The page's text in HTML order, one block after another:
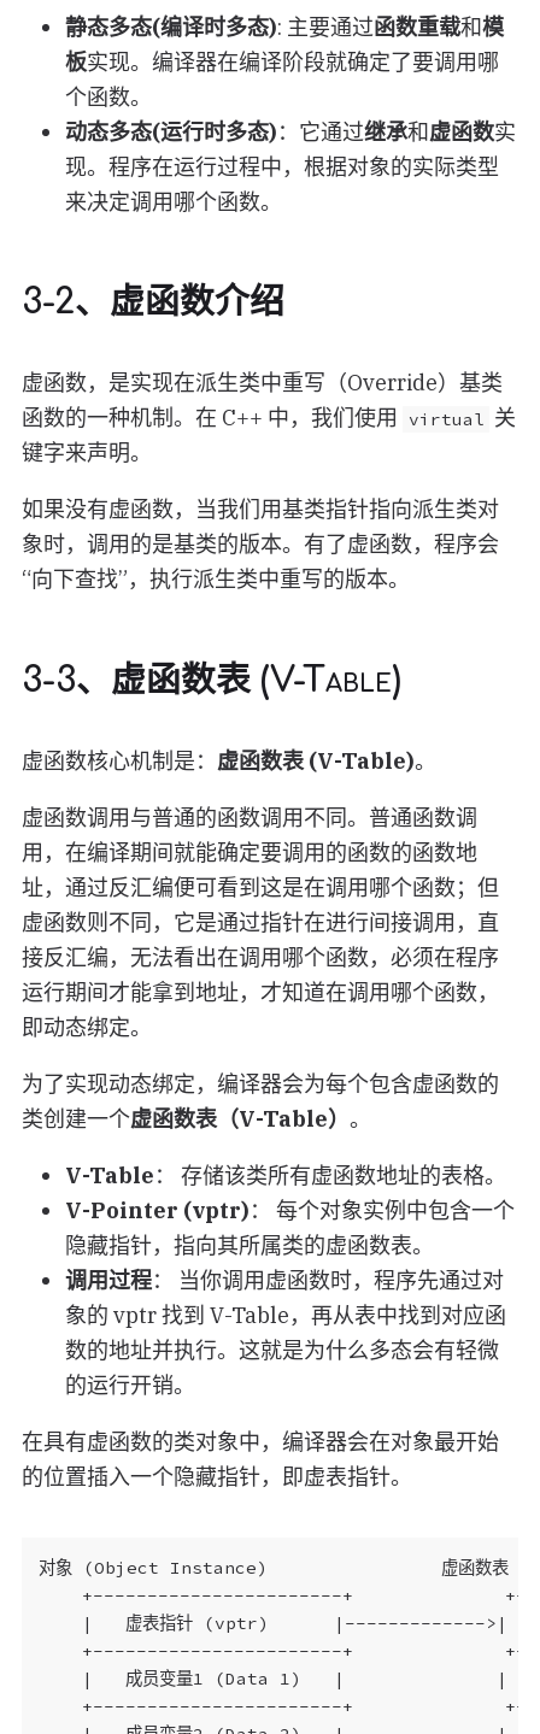
静态多态(编译时多态): 主要通过函数重载和模
板实现。编译器在编译阶段就确定了要调用哪
个函数。
动态多态(运行时多态)：它通过继承和虚函数实
现。程序在运行过程中，根据对象的实际类型
来决定调用哪个函数。
3-2、虚函数介绍
虚函数，是实现在派生类中重写（Override）基类
函数的一种机制。在 C++ 中，我们使用
virtual 关
键字来声明。
如果没有虚函数，当我们用基类指针指向派生类对
象时，调用的是基类的版本。有了虚函数，程序会
“向下查找”，执行派生类中重写的版本。
3-3、虚函数表 (V-Table)
虚函数核心机制是： 虚函数表 (V-Table)。
虚函数调用与普通的函数调用不同。普通函数调
用，在编译期间就能确定要调用的函数的函数地
址，通过反汇编便可看到这是在调用哪个函数；但
虚函数则不同，它是通过指针在进行间接调用，直
接反汇编，无法看出在调用哪个函数，必须在程序
运行期间才能拿到地址，才知道在调用哪个函数，
即动态绑定。
为了实现动态绑定，编译器会为每个包含虚函数的
类创建一个虚函数表（V-Table） 。
V-Table： 存储该类所有虚函数地址的表格。
V-Pointer (vptr)： 每个对象实例中包含一个
隐藏指针，指向其所属类的虚函数表。
调用过程： 当你调用虚函数时，程序先通过对
象的 vptr 找到 V-Table，再从表中找到对应函
数的地址并执行。这就是为什么多态会有轻微
的运行开销。
在具有虚函数的类对象中，编译器会在对象最开始
的位置插入一个隐藏指针，即虚表指针。
对象 (Object Instance)                虚函数表
+-----------------------+
|   虚表指针 (vptr)      |------------->|
+-----------------------+
|   成员变量1 (Data 1)   |              |
+-----------------------+